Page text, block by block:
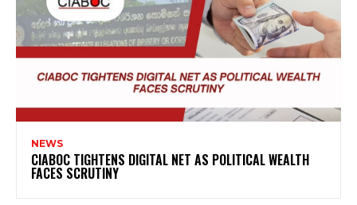
NEWS
CIABOC TIGHTENS DIGITAL NET AS POLITICAL WEALTH
FACES SCRUTINY